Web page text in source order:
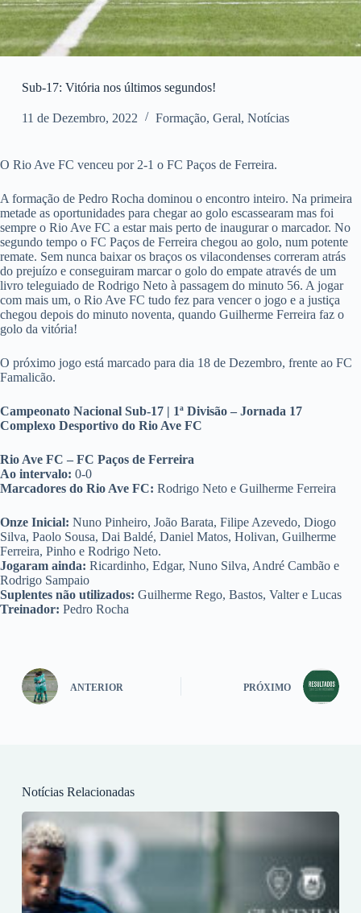
Sub-17: Vitória nos últimos segundos!
11 de Dezembro, 2022 Formação, Geral, Notícias
O Rio Ave FC venceu por 2-1 o FC Paços de Ferreira.
A formação de Pedro Rocha dominou o encontro inteiro. Na primeira
metade as oportunidades para chegar ao golo escassearam mas foi
sempre o Rio Ave FC a estar mais perto de inaugurar o marcador. No
segundo tempo o FC Paços de Ferreira chegou ao golo, num potente
remate. Sem nunca baixar os braços os vilacondenses correram atrás
do prejuízo e conseguiram marcar o golo do empate através de um
livro teleguiado de Rodrigo Neto à passagem do minuto 56. A jogar
com mais um, o Rio Ave FC tudo fez para vencer o jogo e a justiça
chegou depois do minuto noventa, quando Guilherme Ferreira faz o
golo da vitória!
O próximo jogo está marcado para dia 18 de Dezembro, frente ao FC
Famalicão.
Campeonato Nacional Sub-17 | 1ª Divisão – Jornada 17
Complexo Desportivo do Rio Ave FC
Rio Ave FC – FC Paços de Ferreira
Ao intervalo: 0-0
Marcadores do Rio Ave FC: Rodrigo Neto e Guilherme Ferreira
Onze Inicial: Nuno Pinheiro, João Barata, Filipe Azevedo, Diogo
Silva, Paolo Sousa, Dai Baldé, Daniel Matos, Holivan, Guilherme
Ferreira, Pinho e Rodrigo Neto.
Jogaram ainda: Ricardinho, Edgar, Nuno Silva, André Cambão e
Rodrigo Sampaio
Suplentes não utilizados: Guilherme Rego, Bastos, Valter e Lucas
Treinador: Pedro Rocha
ANTERIOR PRÓXIMO
Notícias Relacionadas